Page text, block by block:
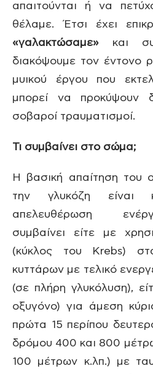
απαιτούνται ή να
θέλαμε. Έτσι έχει
«γαλακτώσαμε» και
διακόψουμε τον έντονο
μυικού έργου που
μπορεί να προκύψουν
σοβαροί τραυματισμοί.
Τι συμβαίνει στο σώμα;
Η βασική απαίτηση του
την γλυκόζη είναι
απελευθέρωση
συμβαίνει είτε με
(κύκλος του Krebs)
κυττάρων με τελικό
(σε πλήρη γλυκόλυση),
οξυγόνο) για άμεση
πρώτα 15 περίπου
δρόμου 400 και 800
100 μέτρων κ.λπ.) με